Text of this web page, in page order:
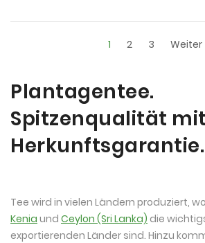
1 2 3 Weiter
Plantagentee.
Spitzenqualität mit
Herkunftsgarantie.
Tee wird in vielen Ländern produziert,
Kenia und Ceylon (Sri Lanka) die
exportierenden Länder sind. Hinzu